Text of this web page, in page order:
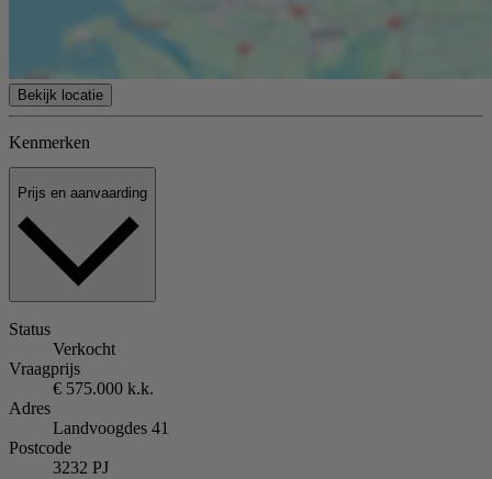
Bekijk locatie
Kenmerken
Prijs en aanvaarding
Status
Verkocht
Vraagprijs
€ 575.000 k.k.
Adres
Landvoogdes 41
Postcode
3232 PJ